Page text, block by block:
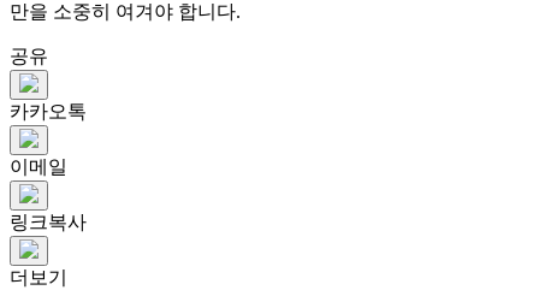
만을 소중히 여겨야 합니다.
공유
카카오톡
이메일
링크복사
더보기